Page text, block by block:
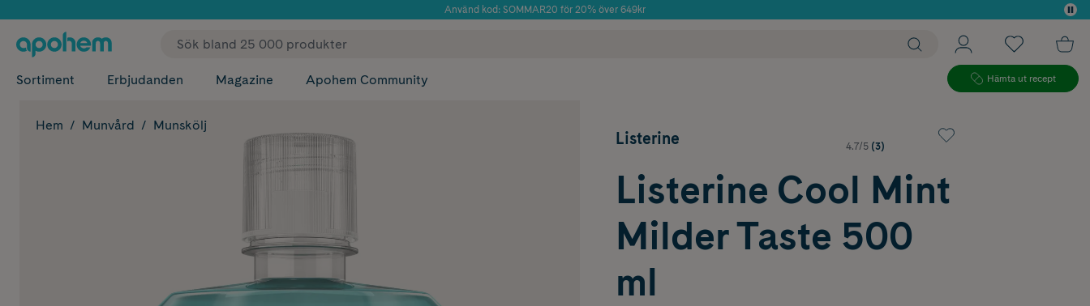
Använd kod: SOMMAR20 för 20% över 649kr
✓ Fri frakt
Sortiment Erbjudanden Magazine Apohem Community Hämta ut recept
Hem Munvård Munskölj
Listerine 4.7/5 (3)
Listerine Cool Mint
Milder Taste 500
ml